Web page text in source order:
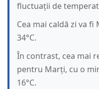
fluctuații de
Cea mai caldă zi va
34°C.
În contrast, cea mai
pentru Marți, cu o
16°C.